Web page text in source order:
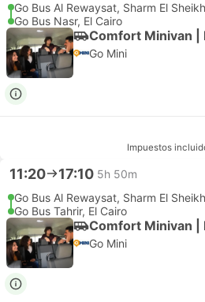
Go Bus Al Rewaysat, Sharm El Sheikh
Go Bus Nasr, El Cairo
Comfort Minivan |
Go Mini
Impuestos
11:20 17:10 5h 50m
Go Bus Al Rewaysat, Sharm El Sheikh
Go Bus Tahrir, El Cairo
Comfort Minivan |
Go Mini